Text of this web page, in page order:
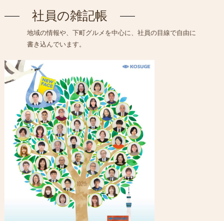
社員の雑記帳
地域の情報や、下町グルメを中心に、社員の目線で自由に
書き込んでいます。